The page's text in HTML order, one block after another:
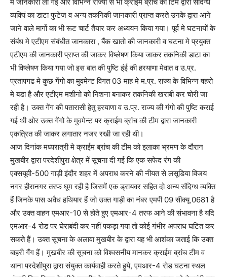
व्यक्यिं का डाटा फुटेज व अन्य तकनिकी जानकारी प्राप्त करते उनके द्वारा आने
जाने वाले मार्गो का भी रूट चार्ट तैयार कर अध्ययन किया गया। पूर्व मे घटनायों के
संबंध मे एटीएम संबंधीत जानकारा , बैंक खातो की जानकारी व घटना मे प्रयुक्त
एटीएम की जानकारी प्राप्त की जाकर विष्लेषण किया जाकर तकनिकी डाटा का
भी विष्लेषण किया गया जो इस बात की पुष्टि इंई की हरयाणा मेवात व उ.प्र.
प्रतापगढ मे कुछ गेंगो का मुवमेन्ट विगत 03 माह मे म.प्र. राज्य के विभिन्न षहरो
मे बडा है और एटीएम मशीनो को निशना बनाकर तकनिकी खराबी कर चोरी जा
रही है। उक्त गेंग की पतारासी हेतु हरयाणा व उ.प्र. राज्य की गंगो की पुष्टि कराई
गई थी ओर उक्त गेंगो के मुवमेन्ट पर क्राईम ब्रांच की टीम द्वारा जानकारी
एकत्रित की जाकर लगातार नजर रखी जा रही थी।
आज दिनांक मध्यरात्री मे क्राईम ब्रांच की टीम को इलाका भ्रमण के दौरान
मुखबीर द्वारा परदेशीपुरा क्षेत्र में सूचना दी गई कि एक सफेद रंग की
एक्सयूवी-500 गाड़ी इंदौर शहर में अपराध करने की नीयत से लसूडिया विजय
नगर हीरानगर तरफ घूम रही है जिसमें एक ड्रायवर सहित दो अन्य संदिग्ध व्यक्ति
हैं जिनके पास अवैध हथियार हैं जो उक्त गाड़ी का नंबर एमपी 09 सीक्यू 0681 है
और उक्त वाहन एमआर-10 से होते हुए एमआर-4 तरफ आने की संभावना है यदि
एमआर-4 रोड पर घेराबंदी कर नहीं पकड़ा गया तो कोई गंभीर अपराध घटित कर
सकते हैं। उक्त सूचना के अलावा मुखबीर के द्वारा यह भी आशंका जताई कि उक्त
बाहरी गैंग हैं। मुखबीर की सूचना को विश्वसनीय मानकर क्राईम ब्रांच टीम व
थाना परदेशीपुरा द्वारा संयुक्त कार्यवाही करते हुये, एमआर-4 रोड घटना स्थल